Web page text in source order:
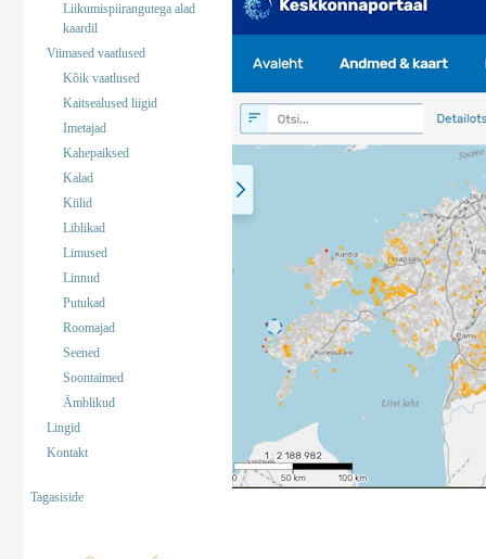
Liikumispiirangutega alad
kaardil
Viimased vaatlused
Kõik vaatlused
Kaitsealused liigid
Imetajad
Kahepaiksed
Kalad
Kiilid
Liblikad
Limused
Linnud
Putukad
Roomajad
Seened
Soontaimed
Ämblikud
Lingid
Kontakt
Tagasiside